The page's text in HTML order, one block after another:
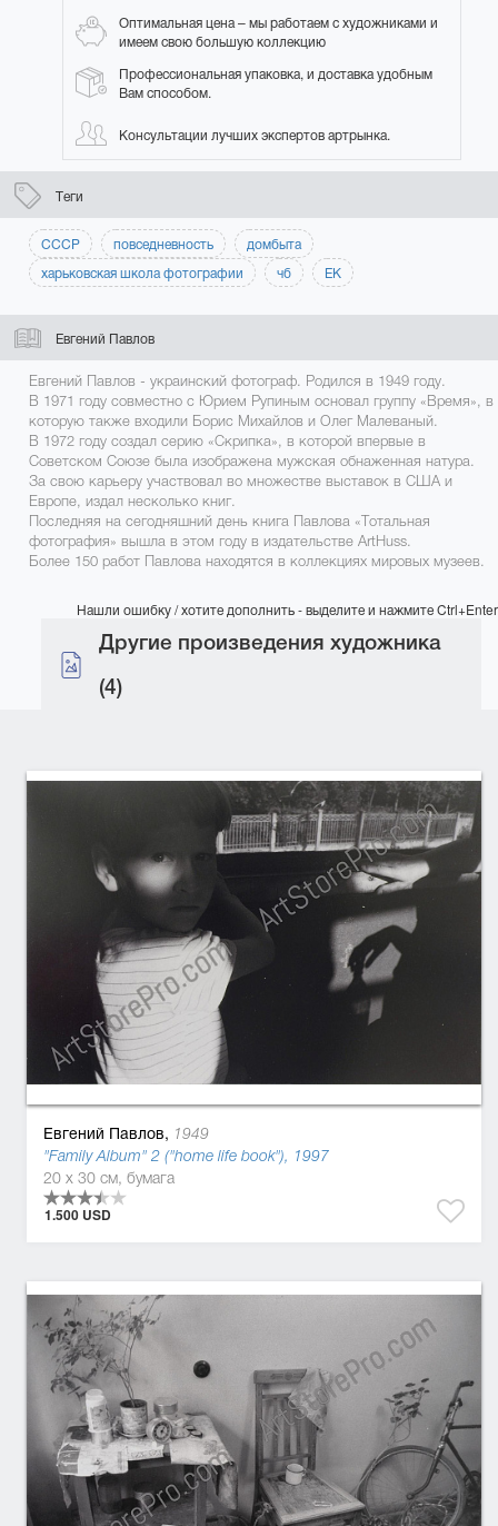
Оптимальная цена – мы работаем с художниками и
имеем свою большую коллекцию
Профессиональная упаковка, и доставка удобным
Вам способом.
Консультации лучших экспертов артрынка.
Теги
СССР повседневность
домбыта
харьковская школа фотографии
чб ЕК
Евгений Павлов
Евгений Павлов - украинский фотограф. Родился в 1949 году.
В 1971 году совместно с Юрием Рупиным основал группу «Время», в
которую также входили Борис Михайлов и Олег Малеваный.
В 1972 году создал серию «Скрипка», в которой впервые в
Советском Союзе была изображена мужская обнаженная натура.
За свою карьеру участвовал во множестве выставок в США и
Европе, издал несколько книг.
Последняя на сегодняшний день книга Павлова «Тотальная
фотография» вышла в этом году в издательстве ArtHuss.
Более 150 работ Павлова находятся в коллекциях мировых музеев.
Нашли ошибку / хотите дополнить - выделите и нажмите Ctrl+Enter
Другие произведения художника
(4)
Евгений Павлов, 1949
"Family Album" 2 ("home life book"), 1997
20 x 30 см, бумага
1.500 USD